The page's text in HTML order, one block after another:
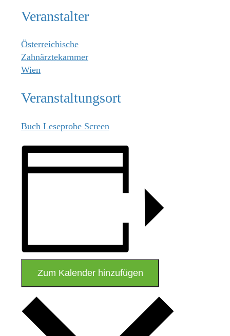
Veranstalter
Österreichische
Zahnärztekammer
Wien
Veranstaltungsort
Buch Leseprobe Screen
Zum Kalender hinzufügen